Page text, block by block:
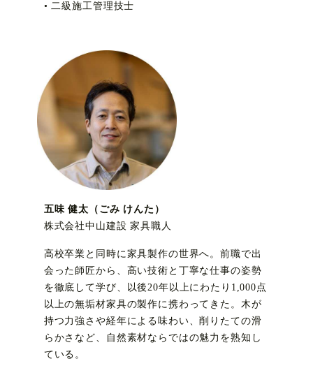
• 二級施工管理技士
五味 健太（ごみ けんた）
株式会社中山建設 家具職人
高校卒業と同時に家具製作の世界へ。前職で出
会った師匠から、高い技術と丁寧な仕事の姿勢
を徹底して学び、以後20年以上にわたり1,000点
以上の無垢材家具の製作に携わってきた。木が
持つ力強さや経年による味わい、削りたての滑
らかさなど、自然素材ならではの魅力を熟知し
ている。